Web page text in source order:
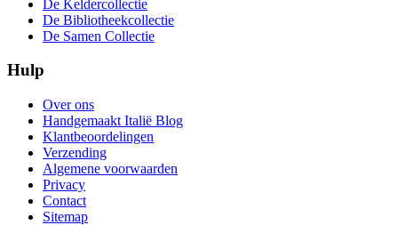
De Keldercollectie
De Bibliotheekcollectie
De Samen Collectie
Hulp
Over ons
Handgemaakt Italië Blog
Klantbeoordelingen
Verzending
Algemene voorwaarden
Privacy
Contact
Sitemap